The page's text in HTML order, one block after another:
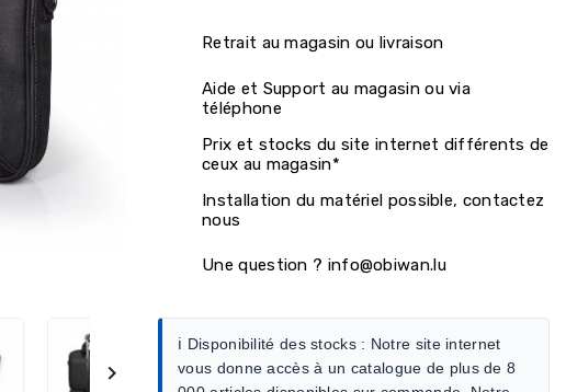

Retrait au magasin ou livraison
Aide et Support au magasin ou via
téléphone
Prix et stocks du site internet différents de
ceux au magasin*
Installation du matériel possible, contactez
nous
Une question ? info@obiwan.lu
ℹ️ Disponibilité des stocks : Notre site internet
vous donne accès à un catalogue de plus de 8